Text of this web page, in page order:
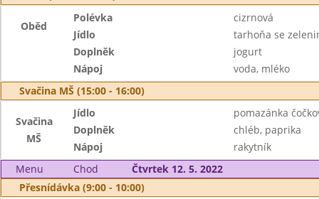
Oběd
Polévka
cizrnová
Jídlo
tarhoňa se
Doplněk
jogurt
Nápoj
voda, mléko
Svačina MŠ (15:00 - 16:00)
Svačina
MŠ
Jídlo
pomazánka
Doplněk
chléb, paprika
Nápoj
rakytník
Menu
Chod
Čtvrtek 12. 5. 2022
Přesnídávka (9:00 - 10:00)